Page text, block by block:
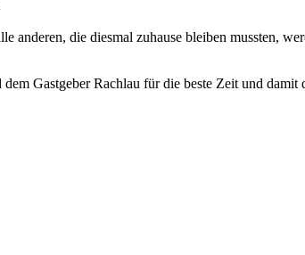
die diesmal zuhause bleiben mussten,
Gastgeber Rachlau für die beste Zeit und damit